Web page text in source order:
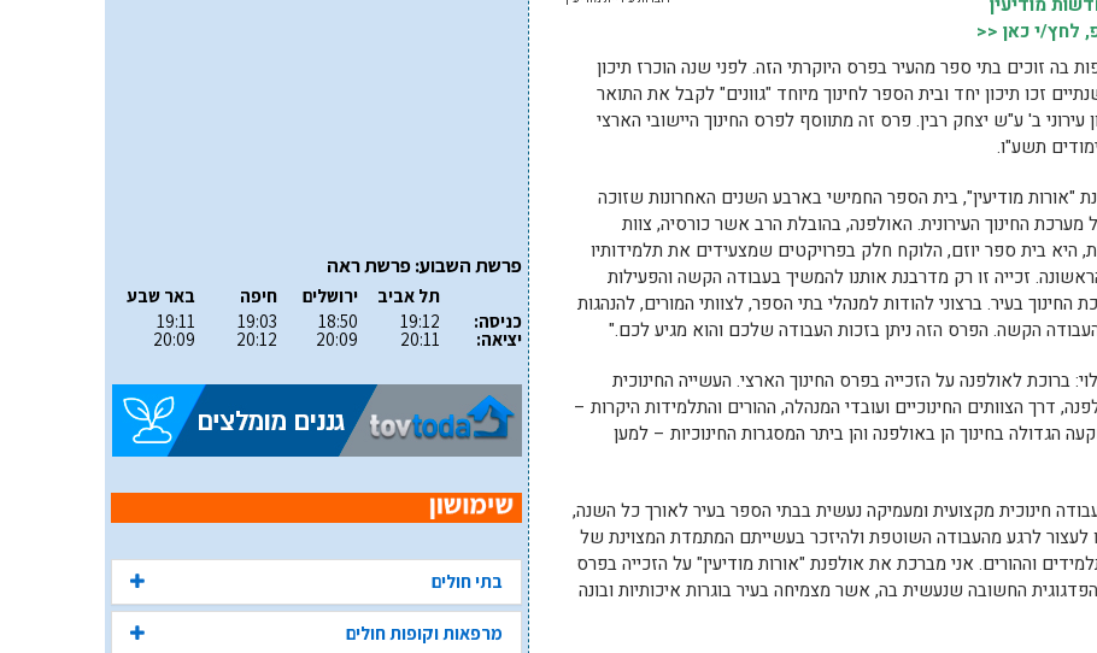
לחץ/י כאן <<
בה זוכים בתי ספר מהעיר בפרס היוקרתי הזה. לפני שנה הוכרז תיכון
זכו תיכון יחד ובית הספר לחינוך מיוחד "גוונים" לקבל את התואר
ב' ע"ש יצחק רבין. פרס זה מתווסף לפרס החינוך היישובי הארצי
תשע"ו.
"אורות מודיעין", בית הספר החמישי בארבע השנים האחרונות שזוכה
החינוך העירונית. האולפנה, בהובלת הרב אשר כורסיה, צוות
היא בית ספר יוזם, הלוקח חלק בפרויקטים שמצעידים את תלמידותיו
זכייה זו רק מדרבנת אותנו להמשיך בעבודה הקשה והפעילות
בעיר. ברצוני להודות למנהלי בתי הספר, לצוותי המורים, להנהגות
הקשה. הפרס הזה ניתן בזכות העבודה שלכם והוא מגיע לכם."
ברוכת לאולפנה על הזכייה בפרס החינוך הארצי. העשייה החינוכית
דרך הצוותים החינוכיים ועובדי המנהלה, ההורים והתלמידות היקרות –
הגדולה בחינוך הן באולפנה והן ביתר המסגרות החינוכיות – למען
חינוכית מקצועית ומעמיקה נעשית בבתי הספר בעיר לאורך כל השנה,
לעצור לרגע מהעבודה השוטפת ולהיזכר בעשייתם המתמדת המצוינת של
וההורים. אני מברכת את אולפנת "אורות מודיעין" על הזכייה בפרס
החשובה שנעשית בה, אשר מצמיחה בעיר בוגרות איכותיות ובונה
פרשת השבוע: פרשת ראה
כניסה:
יציאה:
תל אביב
19:12
20:11
ירושלים
18:50
20:09
חיפה
19:03
20:12
באר שבע
19:11
20:09
בתי חולים
מרפאות וקופות חולים